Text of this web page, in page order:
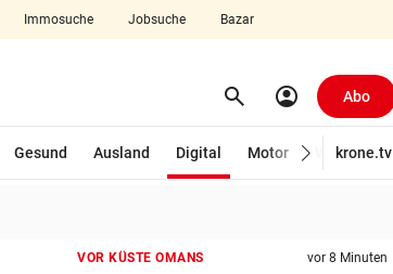
Immosuche Jobsuche Bazar
search Suchen
account_circle Abo
Gesund Ausland Digital
Motor
Wirtschaft
krone.tv
VOR KÜSTE OMANS vor 8 Minuten